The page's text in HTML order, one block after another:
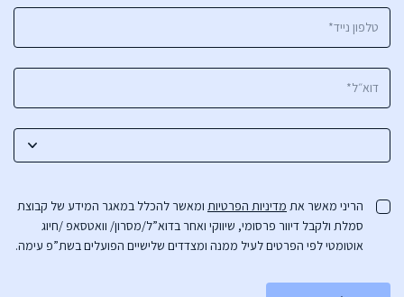
הריני מאשר את מדיניות הפרטיות ומאשר להכלל במאגר המידע של קבוצת
סמלת ולקבל דיוור פרסומי, שיווקי ואחר בדוא”ל/מסרון/ וואטסאפ /חיוג
אוטומטי לפי הפרטים לעיל ממנה ומצדדים שלישיים הפועלים בשת”פ עימה.